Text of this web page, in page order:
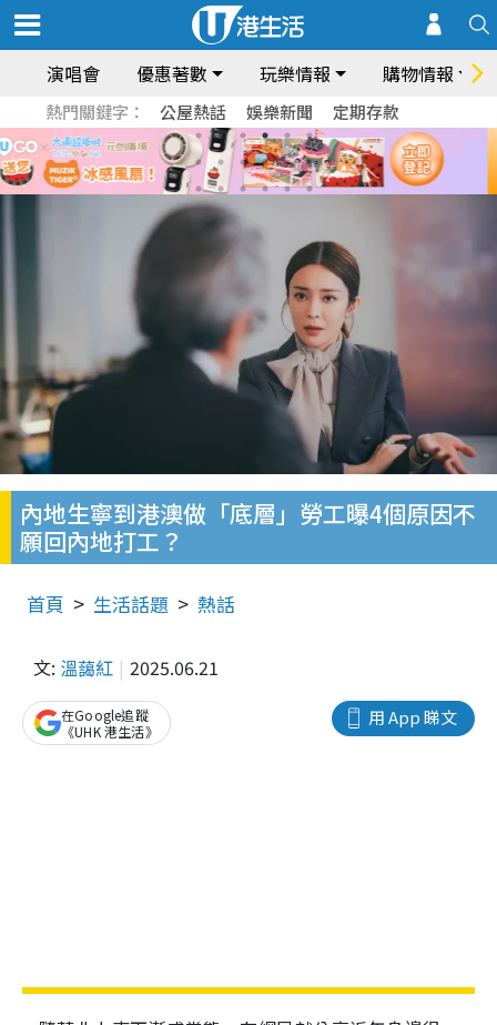
演唱會 優惠著數 玩樂情報 購物情報
熱門關鍵字： 公屋熱話 娛樂新聞 定期存款
內地生寧到港澳做「底層」勞工曝4個原因不
願回內地打工？
首頁 生活話題 熱話
文: 溫藹紅 2025.06.21
用 App 睇文
在Google追蹤
《UHK 港生活》